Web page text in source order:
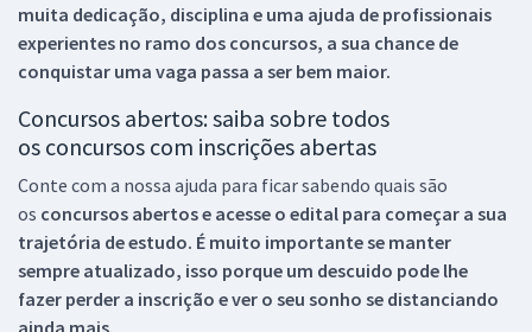
muita dedicação, disciplina e uma ajuda de profissionais
experientes no ramo dos concursos, a sua chance de
conquistar uma vaga passa a ser bem maior.
Concursos abertos: saiba sobre todos
os concursos com inscrições abertas
Conte com a nossa ajuda para ficar sabendo quais são
os concursos abertos e acesse o edital para começar a sua
trajetória de estudo. É muito importante se manter
sempre atualizado, isso porque um descuido pode lhe
fazer perder a inscrição e ver o seu sonho se distanciando
ainda mais.